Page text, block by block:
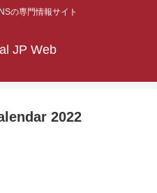
の専門情報サイト
JP Web
2022